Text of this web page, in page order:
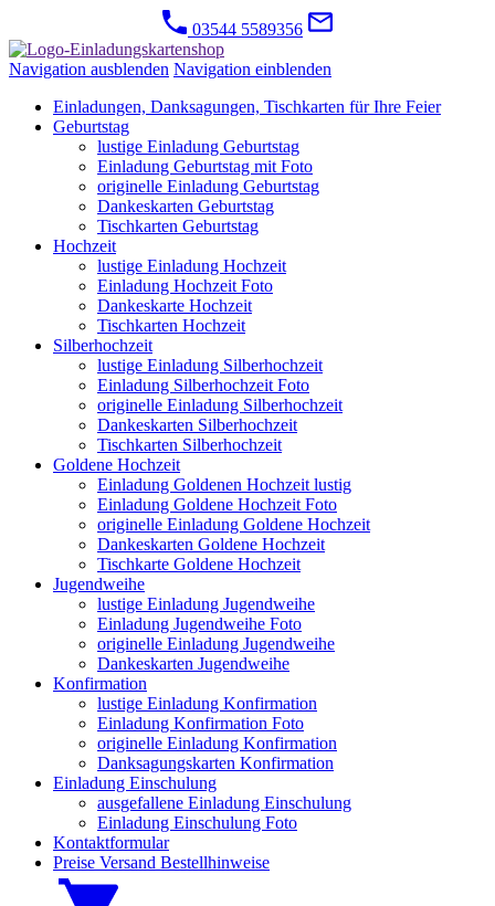
03544 5589356
Navigation ausblenden Navigation einblenden
Einladungen, Danksagungen, Tischkarten für Ihre Feier
Geburtstag
lustige Einladung Geburtstag
Einladung Geburtstag mit Foto
originelle Einladung Geburtstag
Dankeskarten Geburtstag
Tischkarten Geburtstag
Hochzeit
lustige Einladung Hochzeit
Einladung Hochzeit Foto
Dankeskarte Hochzeit
Tischkarten Hochzeit
Silberhochzeit
lustige Einladung Silberhochzeit
Einladung Silberhochzeit Foto
originelle Einladung Silberhochzeit
Dankeskarten Silberhochzeit
Tischkarten Silberhochzeit
Goldene Hochzeit
Einladung Goldenen Hochzeit lustig
Einladung Goldene Hochzeit Foto
originelle Einladung Goldene Hochzeit
Dankeskarten Goldene Hochzeit
Tischkarte Goldene Hochzeit
Jugendweihe
lustige Einladung Jugendweihe
Einladung Jugendweihe Foto
originelle Einladung Jugendweihe
Dankeskarten Jugendweihe
Konfirmation
lustige Einladung Konfirmation
Einladung Konfirmation Foto
originelle Einladung Konfirmation
Danksagungskarten Konfirmation
Einladung Einschulung
ausgefallene Einladung Einschulung
Einladung Einschulung Foto
Kontaktformular
Preise Versand Bestellhinweise